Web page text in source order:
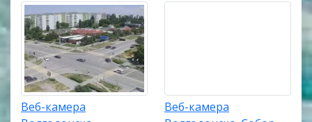
Веб-камера
Веб-камера